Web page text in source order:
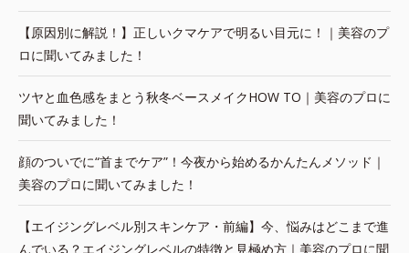
【原因別に解説！】正しいクマケアで明るい目元に！｜美容のプ
ロに聞いてみました！
ツヤと血色感をまとう秋冬ベースメイクHOW TO｜美容のプロに
聞いてみました！
顔のついでに“首までケア”！今夜から始めるかんたんメソッド｜
美容のプロに聞いてみました！
【エイジングレベル別スキンケア・前編】今、悩みはどこまで進
んでいる？エイジングレベルの特徴と見極め方｜美容のプロに聞